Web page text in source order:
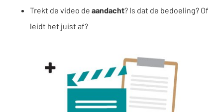
Trekt de video de aandacht? Is dat de bedoeling? Of
leidt het juist af?